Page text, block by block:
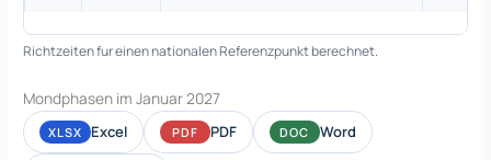
Richtzeiten fur einen nationalen Referenzpunkt berechnet.
Mondphasen im Januar 2027
XLSX Excel PDF PDF DOC Word